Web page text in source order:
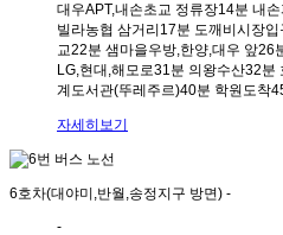
대우APT,내손초교 정류장14분 내손
빌라농협 삼거리 17분 도깨비시장입
교22분 샘마을우방,한양,대우 앞26
LG,현대,해모로31분 의왕수산32분
계도서관(뚜레주르)40분 학원도착
자세히보기
6호차(대야미,반월,송정지구 방면) -
-